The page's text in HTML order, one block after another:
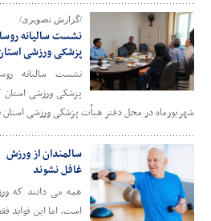
/گزارش تصویری/
نشست سالیانه
پزشکی ورزشی
نشست سالیانه
شهریورماه در محل دفتر هیأت پزشکی ورزشی استان
سالمندان از ورزش
غافل نشوند
همه می دانند که
است. اما این فواید